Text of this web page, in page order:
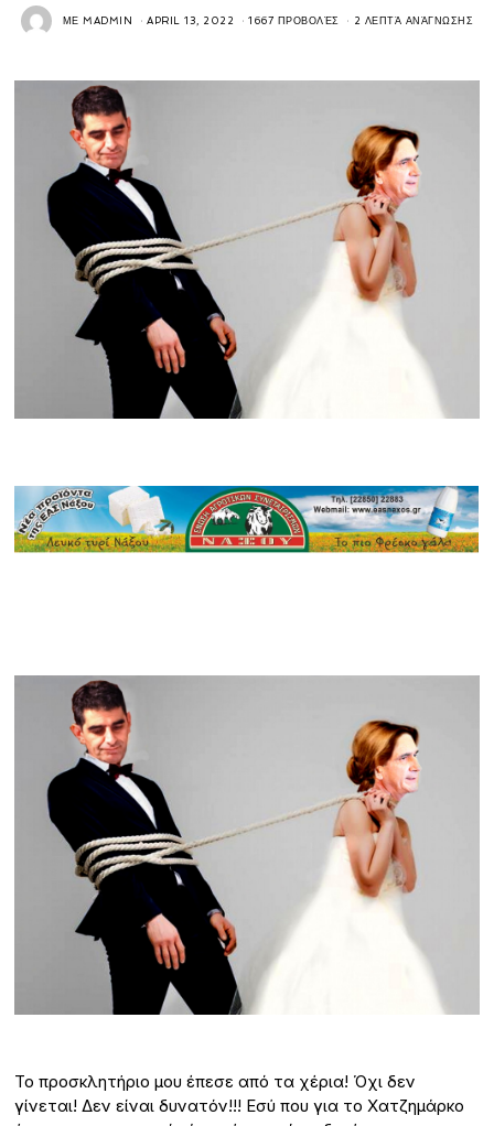
ΜΕMADMIN APRIL 13, 2022 1667 ΠΡΟΒΟΛΈΣ 2 ΛΕΠΤΆ ΑΝΆΓΝΩΣΗΣ
Το προσκλητήριο μου έπεσε από τα χέρια! Όχι δεν
γίνεται! Δεν είναι δυνατόν!!! Εσύ που για το Χατζημάρκο